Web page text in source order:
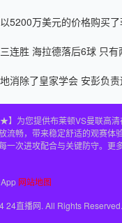
5200万美元的价格购买
连胜 海拉德落后6球 只有
消除了皇家学会 安彭负责
为您提供布莱顿VS曼联高清
流畅，带来稳定舒适的观赛体
一次进攻配合与关键防守。更
网站地图
24直播网. All Rights Reserved.